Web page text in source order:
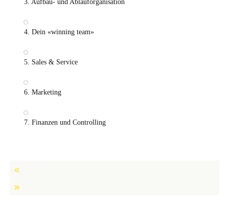
3. Aufbau- und Ablauforganisation
4. Dein «winning team»
5. Sales & Service
6. Marketing
7. Finanzen und Controlling